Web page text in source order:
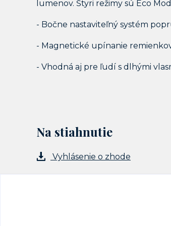
lumenov. Štyri režimy sú Eco
- Bočne nastaviteľný systém
- Magnetické upínanie
- Vhodná aj pre ľudí s dlhými
Na stiahnutie
Vyhlásenie o zhode